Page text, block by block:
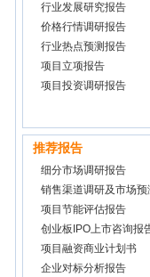
行业发展研究报告
价格行情调研报告
行业热点预测报告
项目立项报告
项目投资调研报告
推荐报告
细分市场调研报告
销售渠道调研及市场预
项目节能评估报告
创业板IPO上市咨询报
项目融资商业计划书
企业对标分析报告